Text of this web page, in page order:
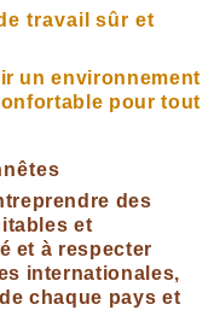
travail sûr et
un environnement
pour tout
des
et
et à respecter
internationales,
chaque pays et